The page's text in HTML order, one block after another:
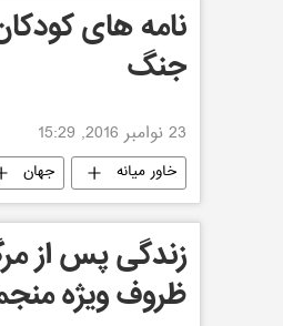
نامه های
جنگ
23 نوامبر 2016, 15:29
خاور میانه جهان
زندگی پس از
ظروف ویژه